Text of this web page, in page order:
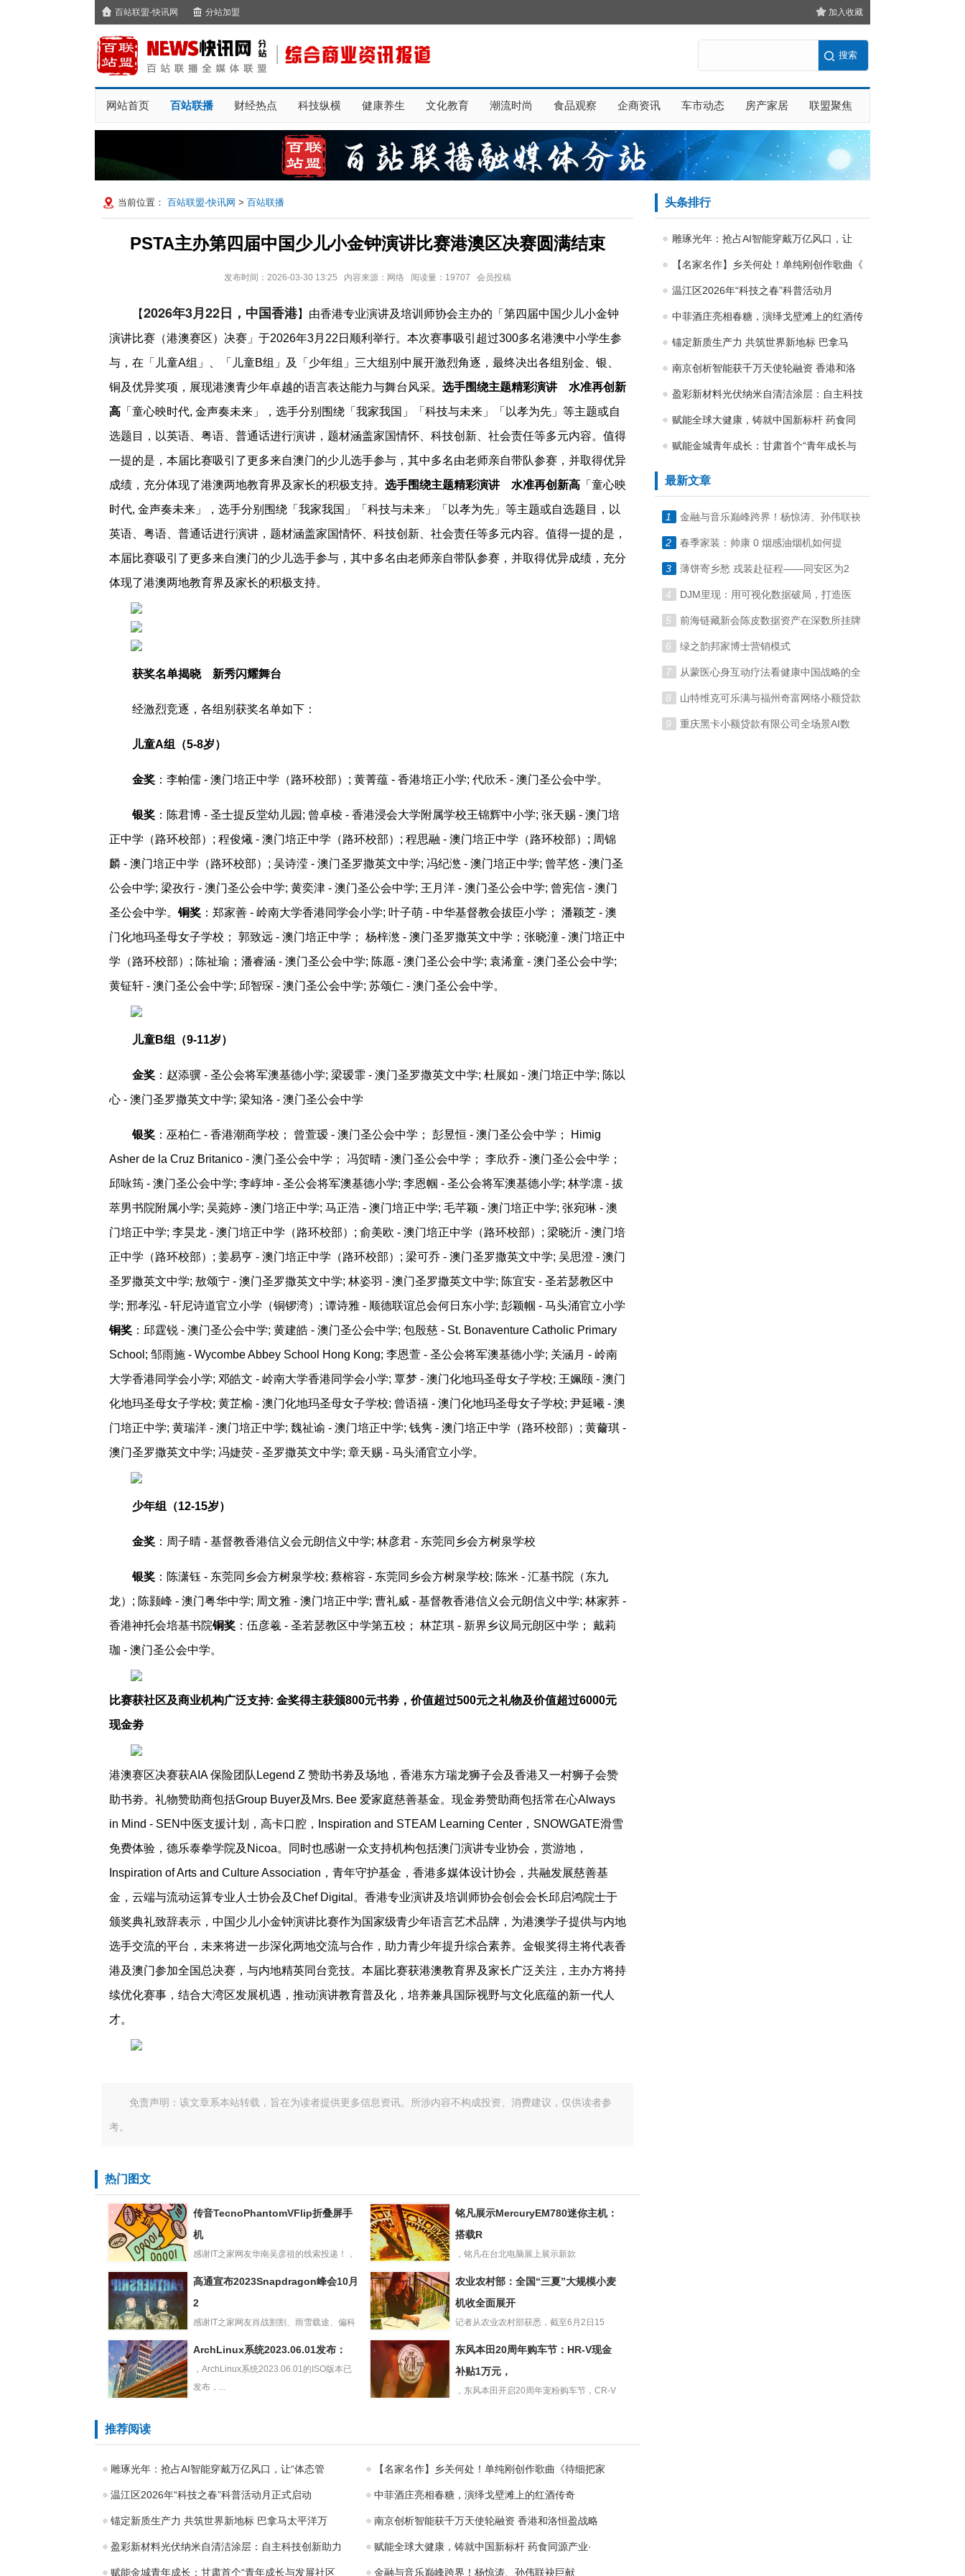
百站联盟-快讯网 分站加盟 加入收藏
网站首页 百站联播 财经热点 科技纵横 健康养生 文化教育 潮流时尚 食品观察 企商资讯 车市动态 房产家居 联盟聚焦
当前位置： 百站联盟-快讯网 > 百站联播
PSTA主办第四届中国少儿小金钟演讲比赛港澳区决赛圆满结束
发布时间：2026-03-30 13:25 内容来源：网络 阅读量：19707 会员投稿
【2026年3月22日，中国香港】由香港专业演讲及培训师协会主办的「第四届中国少儿小金钟
演讲比赛（港澳赛区）决赛」于2026年3月22日顺利举行。本次赛事吸引超过300多名港澳中小学生参
与，在「儿童A组」、「儿童B组」及「少年组」三大组别中展开激烈角逐，最终决出各组别金、银、
铜及优异奖项，展现港澳青少年卓越的语言表达能力与舞台风采。 选手围绕主题精彩演讲 水准再创新
高 「童心映时代, 金声奏未来」，选手分别围绕「我家我国」「科技与未来」「以孝为先」等主题或自
选题目，以英语、粤语、普通话进行演讲，题材涵盖家国情怀、科技创新、社会责任等多元内容。值得
一提的是，本届比赛吸引了更多来自澳门的少儿选手参与，其中多名由老师亲自带队参赛，并取得优异
成绩，充分体现了港澳两地教育界及家长的积极支持。 选手围绕主题精彩演讲 水准再创新高 「童心映
时代, 金声奏未来」，选手分别围绕「我家我国」「科技与未来」「以孝为先」等主题或自选题目，以
英语、粤语、普通话进行演讲，题材涵盖家国情怀、科技创新、社会责任等多元内容。值得一提的是，
本届比赛吸引了更多来自澳门的少儿选手参与，其中多名由老师亲自带队参赛，并取得优异成绩，充分
体现了港澳两地教育界及家长的积极支持。
获奖名单揭晓 新秀闪耀舞台
经激烈竞逐，各组别获奖名单如下：
儿童A组（5-8岁）
金奖 ：李帕儒 - 澳门培正中学（路环校部）; 黄菁蕴 - 香港培正小学; 代欣禾 - 澳门圣公会中学。
银奖 ：陈君博 - 圣士提反堂幼儿园; 曾卓棱 - 香港浸会大学附属学校王锦辉中小学; 张天赐 - 澳门培
正中学（路环校部）; 程俊爔 - 澳门培正中学（路环校部）; 程思融 - 澳门培正中学（路环校部）; 周锦
麟 - 澳门培正中学（路环校部）; 吴诗滢 - 澳门圣罗撒英文中学; 冯纪滺 - 澳门培正中学; 曾芊悠 - 澳门圣
公会中学; 梁孜行 - 澳门圣公会中学; 黄奕津 - 澳门圣公会中学; 王月洋 - 澳门圣公会中学; 曾宪信 - 澳门
圣公会中学。 铜奖 ：郑家善 - 岭南大学香港同学会小学; 叶子萌 - 中华基督教会拔臣小学； 潘颖芝 - 澳
门化地玛圣母女子学校； 郭致远 - 澳门培正中学； 杨梓滺 - 澳门圣罗撒英文中学；张晓潼 - 澳门培正中
学（路环校部）; 陈祉瑜；潘睿涵 - 澳门圣公会中学; 陈愿 - 澳门圣公会中学; 袁浠童 - 澳门圣公会中学;
黄钲轩 - 澳门圣公会中学; 邱智琛 - 澳门圣公会中学; 苏颂仁 - 澳门圣公会中学。
儿童B组（9-11岁）
金奖 ：赵添骥 - 圣公会将军澳基德小学; 梁瑷霏 - 澳门圣罗撒英文中学; 杜展如 - 澳门培正中学; 陈以
心 - 澳门圣罗撒英文中学; 梁知洛 - 澳门圣公会中学
银奖 ：巫柏仁 - 香港潮商学校； 曾萱瑷 - 澳门圣公会中学； 彭昱恒 - 澳门圣公会中学； Himig
Asher de la Cruz Britanico - 澳门圣公会中学； 冯贺晴 - 澳门圣公会中学； 李欣乔 - 澳门圣公会中学；
邱咏筠 - 澳门圣公会中学; 李崞坤 - 圣公会将军澳基德小学; 李恩帼 - 圣公会将军澳基德小学; 林学凛 - 拔
萃男书院附属小学; 吴菀婷 - 澳门培正中学; 马正浩 - 澳门培正中学; 毛芊颖 - 澳门培正中学; 张宛琳 - 澳
门培正中学; 李昊龙 - 澳门培正中学（路环校部）; 俞美欧 - 澳门培正中学（路环校部）; 梁晓沂 - 澳门培
正中学（路环校部）; 姜易亨 - 澳门培正中学（路环校部）; 梁可乔 - 澳门圣罗撒英文中学; 吴思澄 - 澳门
圣罗撒英文中学; 敖颂宁 - 澳门圣罗撒英文中学; 林姿羽 - 澳门圣罗撒英文中学; 陈宜安 - 圣若瑟教区中
学; 邢孝泓 - 轩尼诗道官立小学（铜锣湾）; 谭诗雅 - 顺德联谊总会何日东小学; 彭颖帼 - 马头涌官立小学
铜奖 ：邱霆锐 - 澳门圣公会中学; 黄建皓 - 澳门圣公会中学; 包殷慈 - St. Bonaventure Catholic Primary
School; 邹雨施 - Wycombe Abbey School Hong Kong; 李恩萱 - 圣公会将军澳基德小学; 关涵月 - 岭南
大学香港同学会小学; 邓皓文 - 岭南大学香港同学会小学; 覃梦 - 澳门化地玛圣母女子学校; 王姵颐 - 澳门
化地玛圣母女子学校; 黄芷榆 - 澳门化地玛圣母女子学校; 曾语禧 - 澳门化地玛圣母女子学校; 尹延曦 - 澳
门培正中学; 黄瑞洋 - 澳门培正中学; 魏祉谕 - 澳门培正中学; 钱隽 - 澳门培正中学（路环校部）; 黄薾琪 -
澳门圣罗撒英文中学; 冯婕荧 - 圣罗撒英文中学; 章天赐 - 马头涌官立小学。
少年组（12-15岁）
金奖 ：周子晴 - 基督教香港信义会元朗信义中学; 林彦君 - 东莞同乡会方树泉学校
银奖 ：陈潇钰 - 东莞同乡会方树泉学校; 蔡榕容 - 东莞同乡会方树泉学校; 陈米 - 汇基书院（东九
龙）; 陈颢峰 - 澳门粤华中学; 周文雅 - 澳门培正中学; 曹礼威 - 基督教香港信义会元朗信义中学; 林家荞 -
香港神托会培基书院铜奖 ：伍彦羲 - 圣若瑟教区中学第五校； 林芷琪 - 新界乡议局元朗区中学； 戴莉
珈 - 澳门圣公会中学。
比赛获社区及商业机构广泛支持: 金奖得主获颁800元书劵，价值超过500元之礼物及价值超过6000元
现金劵
港澳赛区决赛获AIA 保险团队Legend Z 赞助书劵及场地，香港东方瑞龙狮子会及香港又一村狮子会赞
助书劵。礼物赞助商包括Group Buyer及Mrs. Bee 爱家庭慈善基金。现金劵赞助商包括常在心Always
in Mind - SEN中医支援计划，高卡口腔，Inspiration and STEAM Learning Center，SNOWGATE滑雪
免费体验，德乐泰拳学院及Nicoa。同时也感谢一众支持机构包括澳门演讲专业协会，赏游地，
Inspiration of Arts and Culture Association，青年守护基金，香港多媒体设计协会，共融发展慈善基
金，云端与流动运算专业人士协会及Chef Digital。香港专业演讲及培训师协会创会会长邱启鸿院士于
颁奖典礼致辞表示，中国少儿小金钟演讲比赛作为国家级青少年语言艺术品牌，为港澳学子提供与内地
选手交流的平台，未来将进一步深化两地交流与合作，助力青少年提升综合素养。金银奖得主将代表香
港及澳门参加全国总决赛，与内地精英同台竞技。本届比赛获港澳教育界及家长广泛关注，主办方将持
续优化赛事，结合大湾区发展机遇，推动演讲教育普及化，培养兼具国际视野与文化底蕴的新一代人
才。
免责声明：该文章系本站转载，旨在为读者提供更多信息资讯。所涉内容不构成投资、消费建议，仅供读者参
考。
热门图文
传音
TecnoPhantomV
Flip折叠屏手机
传音TecnoPhantomVFlip折叠屏手
机
感谢IT之家网友华南吴彦祖的线索投递！，
铭凡展示
MercuryEM780
迷你主机：搭载R
铭凡展示MercuryEM780迷你主机：
搭载R
，铭凡在台北电脑展上展示新款
高通宣布
2023Snapdragon
峰会10月2
高通宣布2023Snapdragon峰会10月
2
感谢IT之家网友肖战割割、雨雪载途、偏科
农业农村部：全
国“三夏”大规模小
麦机收全面展开
农业农村部：全国“三夏”大规模小麦
机收全面展开
记者从农业农村部获悉，截至6月2日15
2023.06.01发
ArchLinux系统2023.06.01发布：
，ArchLinux系统2023.06.01的ISO版本已
发布，...
东风本田20周年购车节：HR-V现金
补贴1万元，
，东风本田开启20周年宠粉购车节，CR-V
推荐阅读
雕琢光年：抢占AI智能穿戴万亿风口，让“体态管 【名家名作】乡关何处！单纯刚创作歌曲《待细把家
温江区2026年“科技之春”科普活动月正式启动 中菲酒庄亮相春糖，演绎戈壁滩上的红酒传奇
锚定新质生产力 共筑世界新地标 巴拿马太平洋万 南京创析智能获千万天使轮融资 香港和洛恒盈战略
盈彩新材料光伏纳米自清洁涂层：自主科技创新助力 赋能全球大健康，铸就中国新标杆 药食同源产业·
赋能金城青年成长：甘肃首个“青年成长与发展社区 金融与音乐巅峰跨界！杨惊涛、孙伟联袂巨献
头条排行
雕琢光年：抢占AI智能穿戴万亿风口，让
【名家名作】乡关何处！单纯刚创作歌曲《
温江区2026年“科技之春”科普活动月
中菲酒庄亮相春糖，演绎戈壁滩上的红酒传
锚定新质生产力 共筑世界新地标 巴拿马
南京创析智能获千万天使轮融资 香港和洛
盈彩新材料光伏纳米自清洁涂层：自主科技
赋能全球大健康，铸就中国新标杆 药食同
赋能金城青年成长：甘肃首个“青年成长与
最新文章
1 金融与音乐巅峰跨界！杨惊涛、孙伟联袂
2 春季家装：帅康 0 烟感油烟机如何提
3 薄饼寄乡愁 戎装赴征程——同安区为2
4 DJM里现：用可视化数据破局，打造医
5 前海链藏新会陈皮数据资产在深数所挂牌
6 绿之韵邦家博士营销模式
7 从蒙医心身互动疗法看健康中国战略的全
8 山特维克可乐满与福州奇富网络小额贷款
9 重庆黑卡小额贷款有限公司全场景AI数